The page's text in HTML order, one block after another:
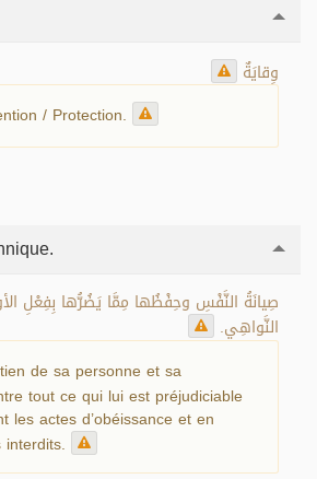
وِقايَةٌ
/ Protection.
صِيانَةُ النَّفْسِ وحِفْظُها مِمَّا يَضُرُّها بِفِعْلِ
النَّواهِي.
de sa personne et sa
tout ce qui lui est préjudiciable
les actes d’obéissance et en